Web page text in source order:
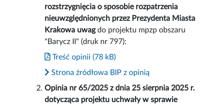
rozstrzygnięcia o sposobie rozpatrzenia
nieuwzględnionych przez Prezydenta Miasta
Krakowa uwagdo projektu mpzp obszaru
"Barycz II" (druk nr 797):
Treść opinii (78 kB)
Strona źródłowa BIP z opinią
Opinia nr 65/2025 z dnia 25 sierpnia 2025 r.
dotycząca projektu uchwały w sprawie